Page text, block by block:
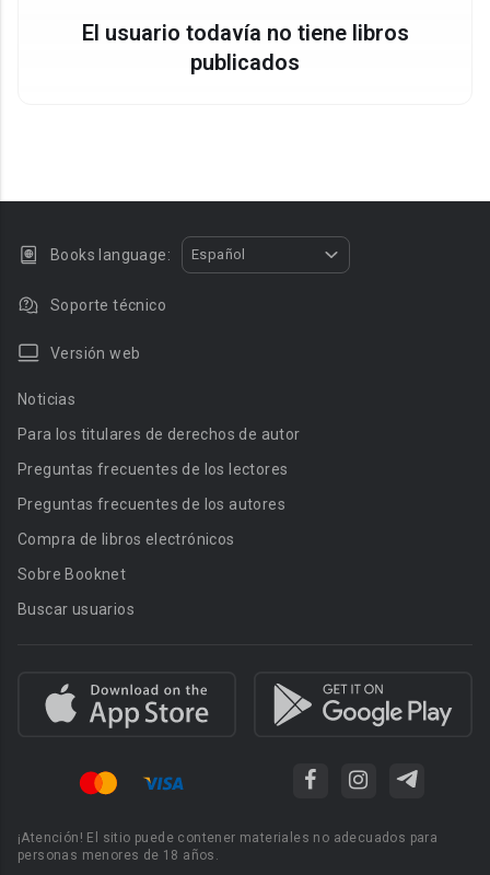
El usuario todavía no tiene libros
publicados
Books language: Español
Soporte técnico
Versión web
Noticias
Para los titulares de derechos de autor
Preguntas frecuentes de los lectores
Preguntas frecuentes de los autores
Compra de libros electrónicos
Sobre Booknet
Buscar usuarios
¡Atención! El sitio puede contener materiales no adecuados para
personas menores de 18 años.